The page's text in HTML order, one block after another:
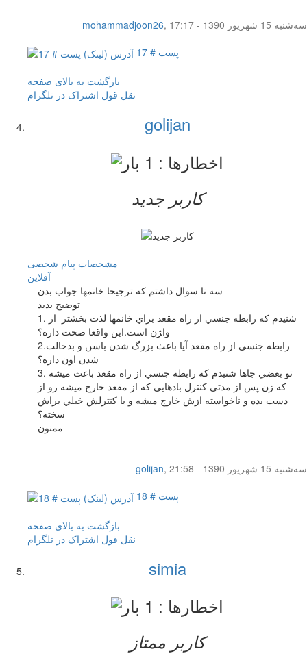
mohammadjoon26,
سه‌شنبه 15 شهریور 1390 - 17:17
پست # 17
بازگشت به بالای صفحه
نقل قول اشتراک در تلگرام
golijan
کاربر جدید
مشخصات پیام شخصی
آفلاين
سه تا سوال داشتم كه ترجيحا خانمها جواب بدن
توضيح بديد
1. شنيدم كه رابطه جنسي از راه مقعد براي خانمها لذت بخشتر از
وا‍ژن است.اين واقعا صحت داره؟
2.رابطه جنسي از راه مقعد آيا باعث بزرگ شدن باسن و بدحالت
شدن اون داره؟
3. تو بعضي جاها شنيدم كه رابطه جنسي از راه مقعد باعث ميشه
كه زن پس از مدتي كنترل بادهايي كه از مقعد خارج ميشه رو از
دست بده و ناخواسته ازش خارج ميشه و يا كنترلش خيلي براش
سخته؟
ممنون
golijan,
سه‌شنبه 15 شهریور 1390 - 21:58
پست # 18
بازگشت به بالای صفحه
نقل قول اشتراک در تلگرام
simia
کاربر ممتاز